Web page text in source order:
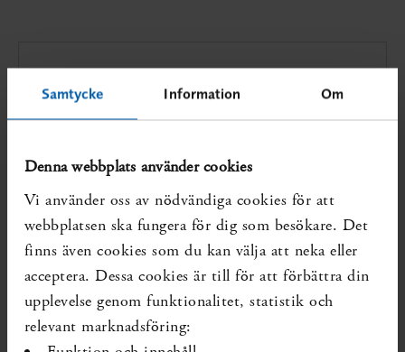
Samtycke Information Om
Denna webbplats använder cookies
Vi använder oss av nödvändiga cookies för att
webbplatsen ska fungera för dig som besökare. Det
finns även cookies som du kan välja att neka eller
acceptera. Dessa cookies är till för att förbättra din
upplevelse genom funktionalitet, statistik och
relevant marknadsföring:
Citera denna rapport:SBU. Nytta och risk med
läkemedel för äldre: perorala antikoagulantia och
trombocythämmare. En systematisk
för medicinsk utvärdering (SBU); 2014. SBU-
rapport nr 229. ISBN 978-91-85413-70-6.
Pressmeddelande